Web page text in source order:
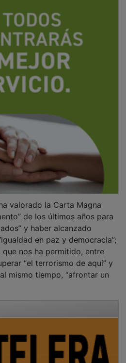
valorado la Carta Magna
de los últimos años para
y haber alcanzado
en paz y democracia”;
nos ha permitido, entre
“el terrorismo de aquí” y
mismo tiempo, “afrontar un